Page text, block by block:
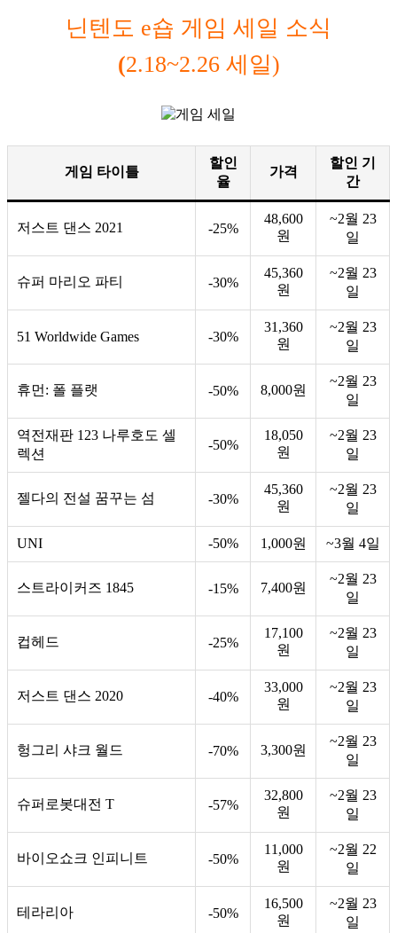
닌텐도 e숍 게임 세일 소식
(2.18~2.26 세일)
게임 타이틀
할인
율
가격
할인 기
간
저스트 댄스 2021 -25%
48,600
원
~2월 23
일
슈퍼 마리오 파티 -30%
45,360
원
~2월 23
일
51 Worldwide Games -30%
31,360
원
~2월 23
일
휴먼: 폴 플랫 -50% 8,000원
~2월 23
일
역전재판 123 나루호도 셀
렉션
-50%
18,050
원
~2월 23
일
젤다의 전설 꿈꾸는 섬 -30%
45,360
원
~2월 23
일
UNI -50% 1,000원 ~3월 4일
스트라이커즈 1845 -15% 7,400원
~2월 23
일
컵헤드 -25%
17,100
원
~2월 23
일
저스트 댄스 2020 -40%
33,000
원
~2월 23
일
헝그리 샤크 월드 -70% 3,300원
~2월 23
일
슈퍼로봇대전 T -57%
32,800
원
~2월 23
일
바이오쇼크 인피니트 -50%
11,000
원
~2월 22
일
테라리아 -50%
16,500
원
~2월 23
일